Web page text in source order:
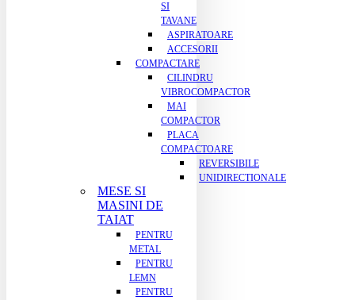
SI
TAVANE
ASPIRATOARE
ACCESORII
COMPACTARE
CILINDRU
VIBROCOMPACTOR
MAI
COMPACTOR
PLACA
COMPACTOARE
REVERSIBILE
UNIDIRECTIONALE
MESE SI
MASINI DE
TAIAT
PENTRU
METAL
PENTRU
LEMN
PENTRU